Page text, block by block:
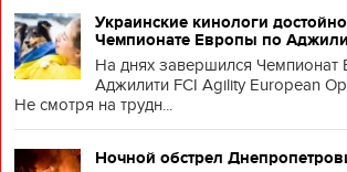
Украинские кинологи
Чемпионате Европы по
На днях завершился Чемпионат
Аджилити FCI Agility European
Не смотря на трудн...
Ночной обстрел